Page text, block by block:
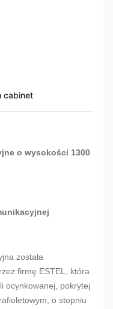
cabinet
o wysokości 1300
została
firmę ESTEL, która
ocynkowanej, pokrytej
o stopniu